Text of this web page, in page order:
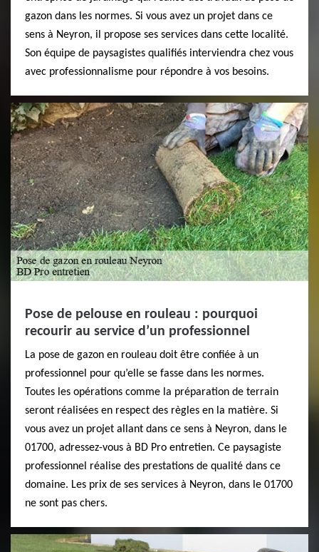
gazon dans les normes. Si vous avez un projet dans ce
sens à Neyron, il propose ses services dans cette localité.
Son équipe de paysagistes qualifiés interviendra chez vous
avec professionnalisme pour répondre à vos besoins.
Pose de pelouse en rouleau : pourquoi
recourir au service d’un professionnel
La pose de gazon en rouleau doit être confiée à un
professionnel pour qu’elle se fasse dans les normes.
Toutes les opérations comme la préparation de terrain
seront réalisées en respect des règles en la matière. Si
vous avez un projet allant dans ce sens à Neyron, dans le
01700, adressez-vous à BD Pro entretien. Ce paysagiste
professionnel réalise des prestations de qualité dans ce
domaine. Les prix de ses services à Neyron, dans le 01700
ne sont pas chers.